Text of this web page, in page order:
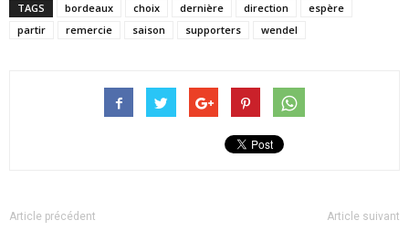
TAGS bordeaux choix dernière direction
espère
partir
remercie saison supporters wendel
Article précédent Article suivant